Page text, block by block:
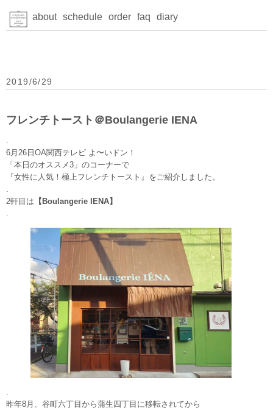
about schedule order faq diary
2019/6/29
フレンチトースト＠Boulangerie IENA
.
6月26日OA関西テレビ よ〜いドン！
「本日のオススメ3」のコーナーで
『女性に人気！極上フレンチトースト』をご紹介しました。
.
2軒目は 【Boulangerie IENA】
.
.
昨年8月、谷町六丁目から蒲生四丁目に移転されてから